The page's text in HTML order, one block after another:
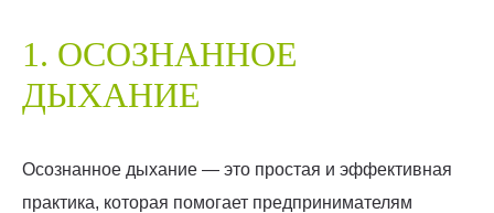
1. ОСОЗНАННОЕ
ДЫХАНИЕ
Осознанное дыхание — это простая и эффективная
практика, которая помогает предпринимателям